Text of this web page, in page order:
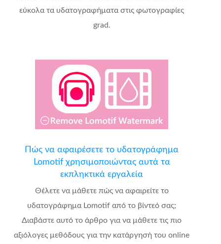
εύκολα τα υδατογραφήματα στις φωτογραφίες
grad.
Πώς να αφαιρέσετε το υδατογράφημα
Lomotif χρησιμοποιώντας αυτά τα
εκπληκτικά εργαλεία
Θέλετε να μάθετε πώς να αφαιρείτε το
υδατογράφημα Lomotif από το βίντεό σας;
Διαβάστε αυτό το άρθρο για να μάθετε τις πιο
αξιόλογες μεθόδους για την κατάργησή του online